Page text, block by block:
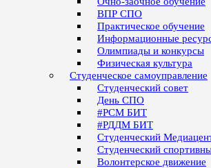
ВПР СПО
Практическое обучение
Информационные
Олимпиады и конкурсы
Физическая культура
Студенческое самоуправление
Студенческий совет
День СПО
#РСМ БИТ
#РДДМ БИТ
Студенческий
Студенческий
Волонтерское движение